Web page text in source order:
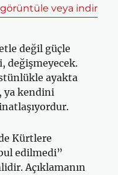
veya indir
değil güçle
değişmeyecek.
ayakta
ya kendini
Kürtlere
edilmedi”
Açıklamanın